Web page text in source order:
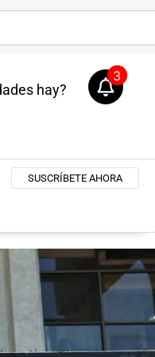
hay?
3
SUSCRÍBETE AHORA